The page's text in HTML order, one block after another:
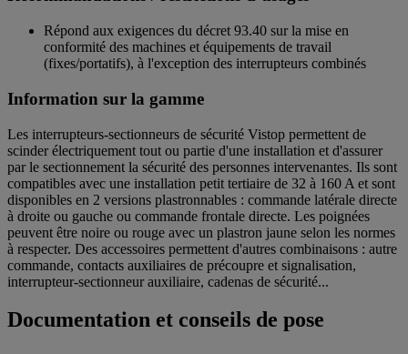
Répond aux exigences du décret 93.40 sur la mise en
conformité des machines et équipements de travail
(fixes/portatifs), à l'exception des interrupteurs combinés
Information sur la gamme
Les interrupteurs-sectionneurs de sécurité Vistop permettent de
scinder électriquement tout ou partie d'une installation et d'assurer
par le sectionnement la sécurité des personnes intervenantes. Ils sont
compatibles avec une installation petit tertiaire de 32 à 160 A et sont
disponibles en 2 versions plastronnables : commande latérale directe
à droite ou gauche ou commande frontale directe. Les poignées
peuvent être noire ou rouge avec un plastron jaune selon les normes
à respecter. Des accessoires permettent d'autres combinaisons : autre
commande, contacts auxiliaires de précoupre et signalisation,
interrupteur-sectionneur auxiliaire, cadenas de sécurité...
Documentation et conseils de pose